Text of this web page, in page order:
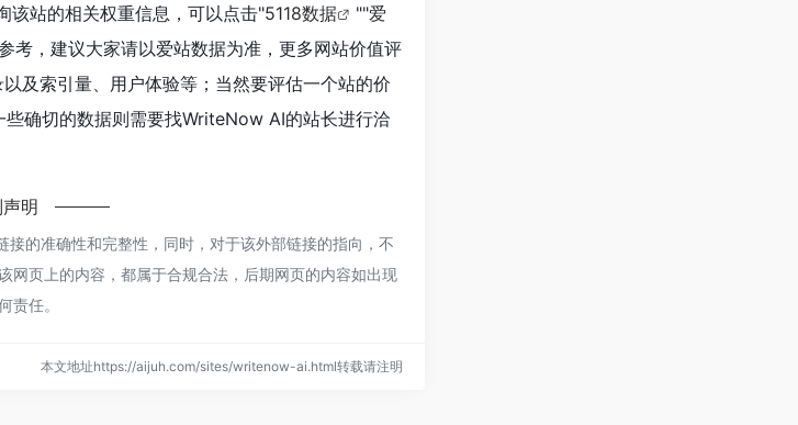
该站的相关权重信息，可以点击"5118数据 ""爱
考，建议大家请以爱站数据为准，更多网站价值评
及索引量、用户体验等；当然要评估一个站的价
确切的数据则需要找WriteNow AI的站长进行洽
明
的准确性和完整性，同时，对于该外部链接的指向，不
页上的内容，都属于合规合法，后期网页的内容如出现
责任。
本文地址https://aijuh.com/sites/writenow-ai.html转载请注明